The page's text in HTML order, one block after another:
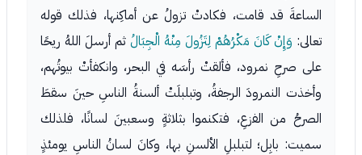
الساعةَ قد قامت، فكادتْ تزولُ عن أماكِنها، فذلك قوله
تعالى: وَإِنْ كَانَ مَكْرُهُمْ لِتَزُولَ مِنْهُ الْجِبَالُ ثم أرسلَ اللهُ ريحًا
على صرحِ نمرود، فألقتْ رأسَه في البحر، وانكفأتْ بيوتُهم،
وأخذت النمرودَ الرجفةُ، وتبلبلَتْ ألسنةُ الناسِ حينَ سقطَ
الصرحُ من الفزعِ، فتكنموا بثلاثةٍ وسعبينَ لسانًا، فلذلك
سميت: بابِل؛ لتبلبلِ الألسنِ بها، وكانَ لسانُ الناسِ يومئذٍ